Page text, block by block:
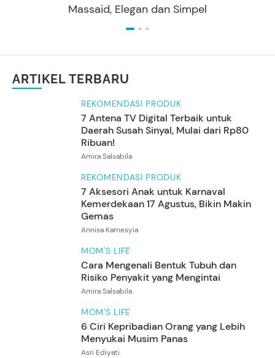
Massaid, Elegan dan Simpel
ARTIKEL TERBARU
REKOMENDASI PRODUK
7 Antena TV Digital Terbaik untuk
Daerah Susah Sinyal, Mulai dari Rp80
Ribuan!
Amira Salsabila
REKOMENDASI PRODUK
7 Aksesori Anak untuk Karnaval
Kemerdekaan 17 Agustus, Bikin Makin
Gemas
Annisa Karnesyia
MOM'S LIFE
Cara Mengenali Bentuk Tubuh dan
Risiko Penyakit yang Mengintai
Amira Salsabila
MOM'S LIFE
6 Ciri Kepribadian Orang yang Lebih
Menyukai Musim Panas
Asri Ediyati